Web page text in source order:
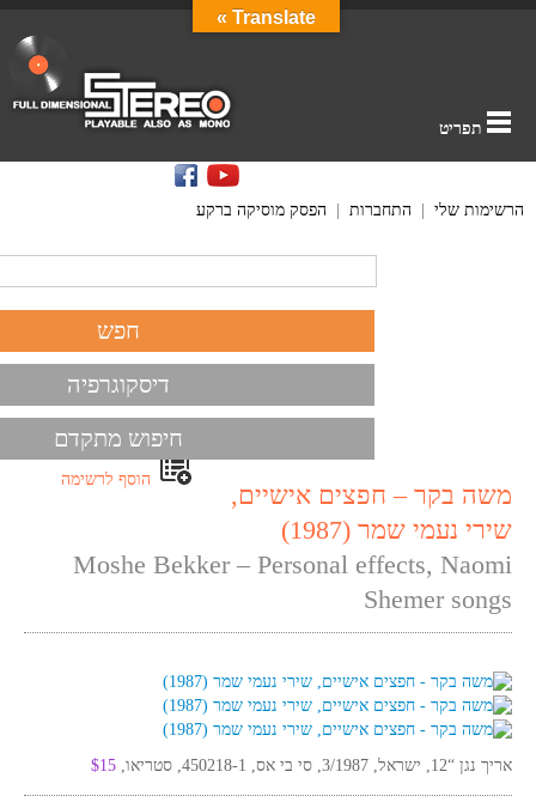
תפריט
הרשימות שלי התחברות הפסק מוסיקה ברקע
דיסקוגרפיה
חיפוש מתקדם
הוסף לרשימה
משה בקר – חפצים אישיים,
שירי נעמי שמר (1987)
Moshe Bekker – Personal effects, Naomi
Shemer songs
אריך נגן “12, ישראל, 3/1987, סי בי אס, 450218-1, סטריאו, $15
Translate »